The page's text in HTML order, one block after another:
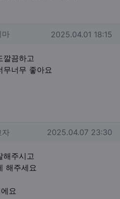
댓글
마 작성일
2025.04.01 18:15
깔끔하고
너무 좋아요
댓글
자 작성일
2025.04.07 23:30
해주시고
해주세요
요